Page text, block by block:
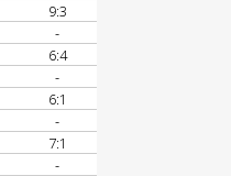
9:3
-
6:4
-
6:1
-
7:1
-